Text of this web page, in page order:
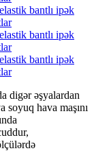
digər əşyalardan
hava maşını